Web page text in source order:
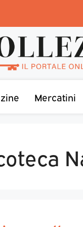
Mercatini